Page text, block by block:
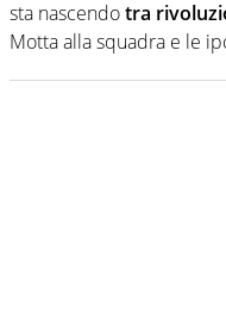
sta nascendotra
Motta alla squadra e le